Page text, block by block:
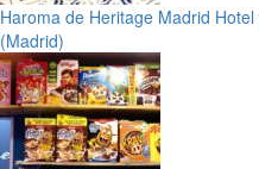
Haroma de Heritage Madrid
(Madrid)